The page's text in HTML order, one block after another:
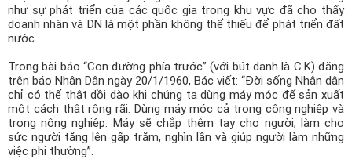
như sự phát triển của các quốc gia trong khu vực đã cho thấy
doanh nhân và DN là một phần không thể thiếu để phát triển đất
nước.
Trong bài báo “Con đường phía trước” (với bút danh là C.K) đăng
trên báo Nhân Dân ngày 20/1/1960, Bác viết: “Đời sống Nhân dân
chỉ có thể thật dồi dào khi chúng ta dùng máy móc để sản xuất
một cách thật rộng rãi: Dùng máy móc cả trong công nghiệp và
trong nông nghiệp. Máy sẽ chắp thêm tay cho người, làm cho
sức người tăng lên gấp trăm, nghìn lần và giúp người làm những
việc phi thường”.